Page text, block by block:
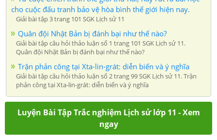
cho cuộc đấu tranh bảo vệ hòa bình thế giới hiện nay.
Giải bài tập 3 trang 101 SGK Lịch sử 11
Quân đội Nhật Bản bị đánh bại như thế nào?
Giải bài tập câu hỏi thảo luận số 1 trang 101 SGK Lịch sử 11.
Quân đội Nhật Bản bị đánh bại như thế nào?
Trận phản công tại Xta-lin-grát: diễn biến và ý nghĩa
Giải bài tập câu hỏi thảo luận số 2 trang 99 SGK Lịch sử 11. Trận
phản công tại Xta-lin-grát: diễn biến và ý nghĩa
Luyện Bài Tập Trắc nghiệm Lịch sử lớp 11 - Xem
ngay